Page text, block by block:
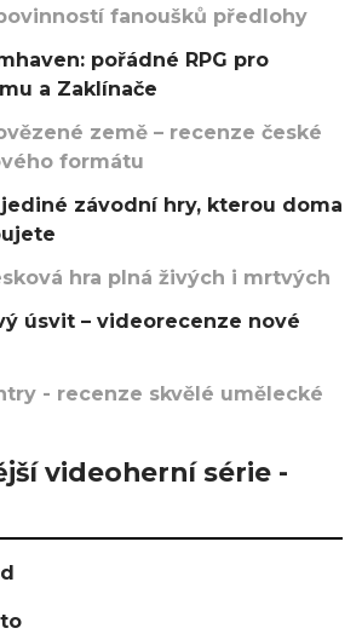
fanoušků předlohy
pořádné RPG pro
a Zaklínače
země – recenze české
formátu
závodní hry, kterou doma
hra plná živých i mrtvých
úsvit – videorecenze nové
- recenze skvělé umělecké
videoherní série -